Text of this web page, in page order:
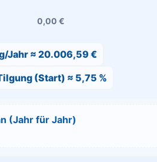
0,00 €
Jahr ≈ 20.006,59 €
(Start) ≈ 5,75 %
(Jahr für Jahr)